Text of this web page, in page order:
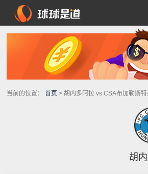
当前的位置： 首页 > 胡内多阿拉 vs CSA布加勒斯特
胡